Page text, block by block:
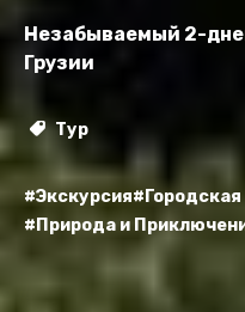
Незабываемый 2-
Грузии
Тур
#Экскурсия#Городская
#Природа и